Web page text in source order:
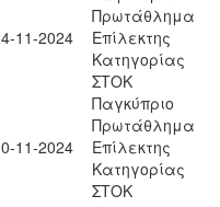
11-2024
Πρωτάθλημα
Επίλεκτης
Κατηγορίας
ΣΤΟΚ
11-2024
Παγκύπριο
Πρωτάθλημα
Επίλεκτης
Κατηγορίας
ΣΤΟΚ